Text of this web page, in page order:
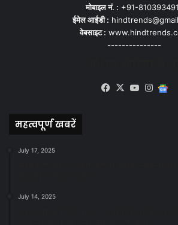
मोबाइल नं. : +91-
ईमेल आईडी :
वेबसाइट :
---------------
Facebook
X YouTube
महत्वपूर्ण खबरें
July 17, 2025
July 14, 2025